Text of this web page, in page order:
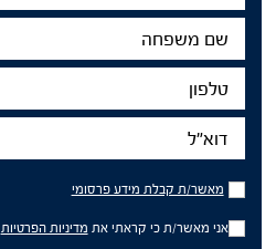
שם
משפחה
טלפון
דוא"ל
מאשר/ת
קבלת
מידע
פרסומי
מאשר/ת קבלת מידע פרסומי
אני מאשר/ת כי קראתי את מדיניות הפרטיות